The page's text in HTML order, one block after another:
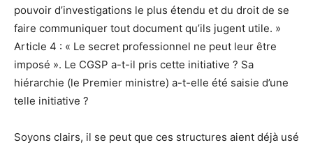
pouvoir d’investigations le plus étendu et du droit de se
faire communiquer tout document qu’ils jugent utile. »
Article 4 : « Le secret professionnel ne peut leur être
imposé ». Le CGSP a-t-il pris cette initiative ? Sa
hiérarchie (le Premier ministre) a-t-elle été saisie d’une
telle initiative ?
Soyons clairs, il se peut que ces structures aient déjà usé